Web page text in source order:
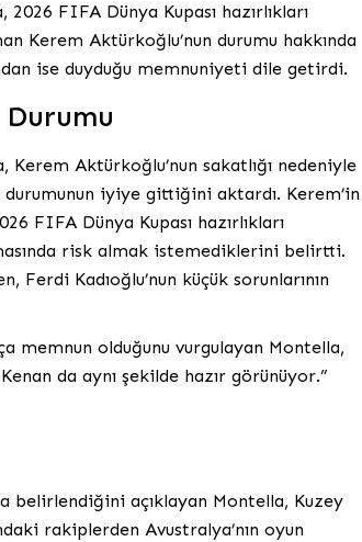
FIFA Dünya Kupası hazırlıkları
Kerem Aktürkoğlu’nun durumu hakkında
ise duyduğu memnuniyeti dile getirdi.
Aktürkoğlu’nun sakatlığı nedeniyle
durumunun iyiye gittiğini aktardı. Kerem’in
FIFA Dünya Kupası hazırlıkları
risk almak istemediklerini belirtti.
Kadıoğlu’nun küçük sorunlarının
memnun olduğunu vurgulayan Montella,
da aynı şekilde hazır görünüyor.”
belirlendiğini açıklayan Montella, Kuzey
rakiplerden Avustralya’nın oyun